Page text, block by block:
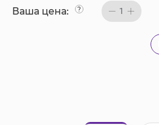
Ваша цена: ? 1